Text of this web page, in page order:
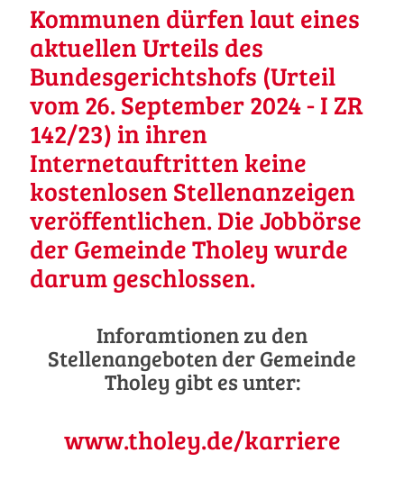
Kommunen dürfen laut eines
aktuellen Urteils des
Bundesgerichtshofs (Urteil
vom 26. September 2024 - I ZR
142/23) in ihren
Internetauftritten keine
kostenlosen Stellenanzeigen
veröffentlichen. Die Jobbörse
der Gemeinde Tholey wurde
darum geschlossen.
Inforamtionen zu den
Stellenangeboten der Gemeinde
Tholey gibt es unter:
www.tholey.de/karriere